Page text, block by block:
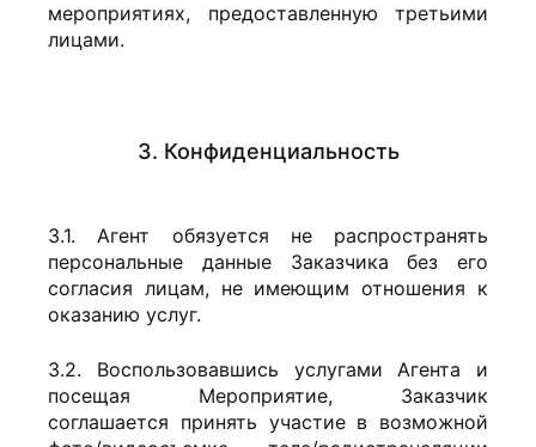
мероприятиях, предоставленную третьими
лицами.
3. Конфиденциальность
3.1. Агент обязуется не распространять
персональные данные Заказчика без его
согласия лицам, не имеющим отношения к
оказанию услуг.
3.2. Воспользовавшись услугами Агента и
посещая Мероприятие, Заказчик
соглашается принять участие в возможной